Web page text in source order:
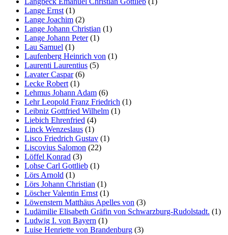
Lange Ernst (1)
Lange Joachim (2)
Lange Johann Christian (1)
Lange Johann Peter(1)
Lau Samuel (1)
Laufenberg Heinrich von (1)
Laurenti Laurentius (5)
Lavater Caspar(6)
Lecke Robert (1)
Lehmus Johann Adam (6)
Lehr Leopold Franz Friedrich (1)
Leibniz Gottfried Wilhelm (1)
Liebich Ehrenfried (4)
Linck Wenzeslaus (1)
Lisco Friedrich Gustav (1)
Liscovius Salomon (22)
Löffel Konrad (3)
Lohse Carl Gottlieb (1)
Lörs Arnold (1)
Lörs Johann Christian (1)
Löscher Valentin Ernst (1)
Löwenstern Matthäus Apelles von (3)
Ludämilie Elisabeth Gräfin von Schwarzburg-Rudolstadt. (1)
Ludwig I. von Bayern (1)
Luise Henriette von Brandenburg (3)